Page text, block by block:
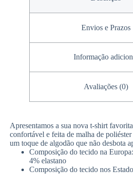
Envios e Prazos
Informação
Avaliações (0)
Apresentamos a sua nova t-shirt
confortável e feita de malha de
um toque de algodão que não desbota
Composição do tecido na
4% elastano
Composição do tecido nos